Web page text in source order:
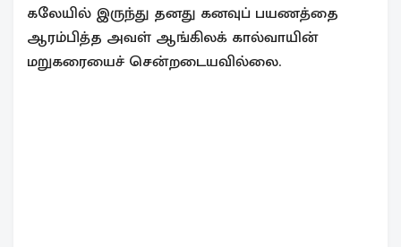
கலேயில் இருந்து தனது கனவுப் பயணத்தை
ஆரம்பித்த அவள் ஆங்கிலக் கால்வாயின்
மறுகரையைச் சென்றடையவில்லை.